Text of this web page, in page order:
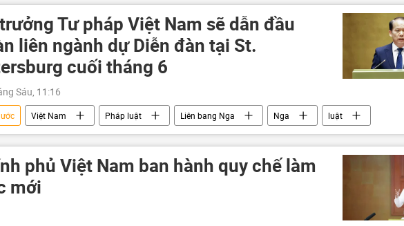
Tư pháp Việt Nam sẽ dẫn đầu
liên ngành dự Diễn đàn tại St.
cuối tháng 6
Sáu, 11:16
Việt Nam Pháp luật Liên bang Nga Nga
luật
pháp
hợp tác Hợp tác Nga-Việt quan hệ song phương
quan hệ
quốc tế
thể chế
phủ Việt Nam ban hành quy chế làm
mới